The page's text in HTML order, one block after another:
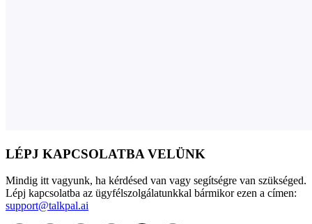
LÉPJ KAPCSOLATBA VELÜNK
Mindig itt vagyunk, ha kérdésed van vagy segítségre van szükséged.
Lépj kapcsolatba az ügyfélszolgálatunkkal bármikor ezen a címen:
support@talkpal.ai